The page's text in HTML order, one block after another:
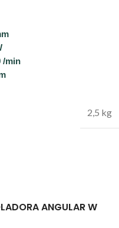
/min
2,5 kg
ANGULAR W